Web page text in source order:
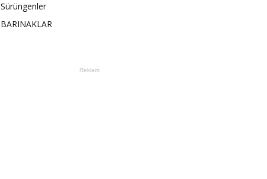
Sürüngenler
BARINAKLAR
Reklam